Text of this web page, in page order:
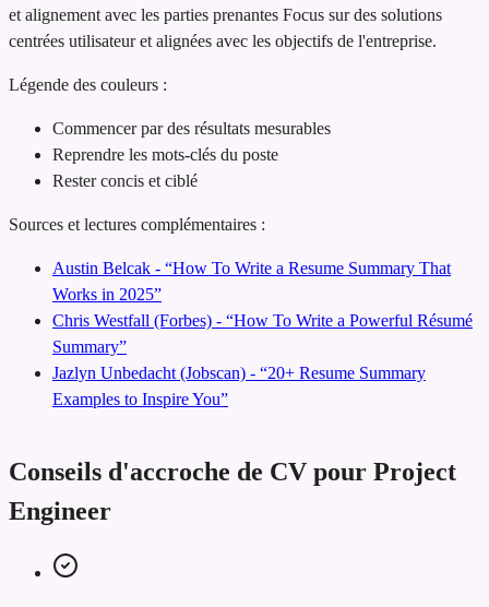
et alignement avec les parties prenantes Focus sur des solutions
centrées utilisateur et alignées avec les objectifs de l'entreprise.
Légende des couleurs :
Commencer par des résultats mesurables
Reprendre les mots-clés du poste
Rester concis et ciblé
Sources et lectures complémentaires :
Austin Belcak - “How To Write a Resume Summary That
Works in 2025”
Chris Westfall (Forbes) - “How To Write a Powerful Résumé
Summary”
Jazlyn Unbedacht (Jobscan) - “20+ Resume Summary
Examples to Inspire You”
Conseils d'accroche de CV pour Project
Engineer